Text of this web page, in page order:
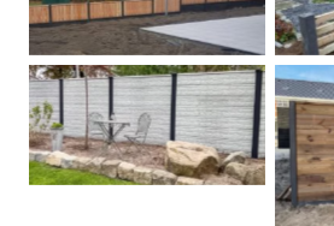
Betonschutting